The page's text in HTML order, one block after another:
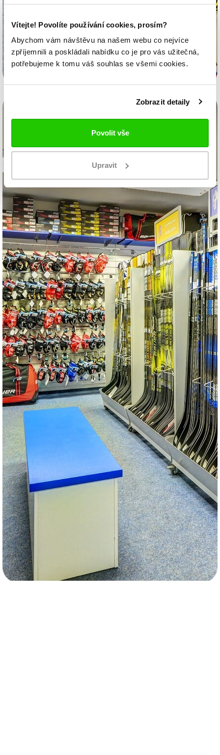
Vítejte! Povolíte používání cookies, prosím?
Abychom vám návštěvu na našem webu co nejvíce
zpříjemnili a poskládali nabídku co je pro vás užitečná,
potřebujeme k tomu váš souhlas se všemi cookies.
Zobrazit detaily
Povolit vše
Upravit